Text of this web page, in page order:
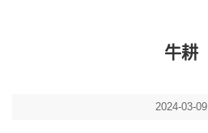
牛耕
2024-03-09